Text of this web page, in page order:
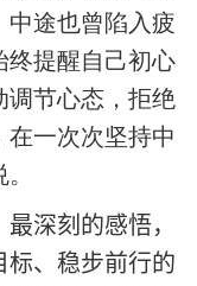
中途也曾陷入疲
终提醒自己初心
调节心态，拒绝
一次次坚持中
深刻的感悟，
标、稳步前行的